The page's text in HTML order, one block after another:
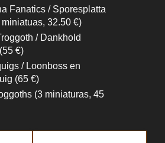
Fanatics / Sporesplatta
32.50 €)
/ Dankhold
€)
/ Loonboss en
(65 €)
(3 miniaturas, 45